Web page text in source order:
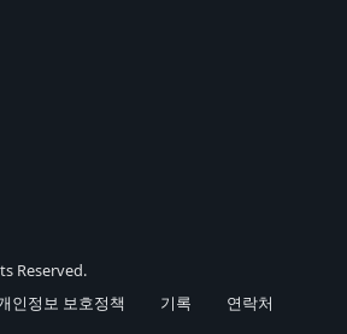
Reserved.
인정보 보호정책 기록 연락처